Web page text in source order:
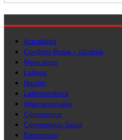
Actualidad
Conflicto Rusia – Ucrania
Mexicanos
Latinos
Nación
Latinoamérica
Internacionales
Coronavirus
Coronavirus-Salud
Elecciones